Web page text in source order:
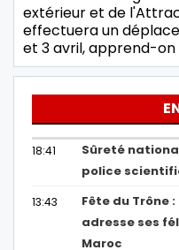
extérieur et de
effectuera un
et 3 avril, apprend-on
18:41
Sûreté
police
13:43
Fête du Trône
adresse ses
Maroc